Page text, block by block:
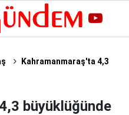
Kahramanmaraş'ta 4,3
büyüklüğünde